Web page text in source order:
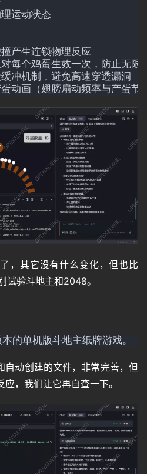
注册
运动状态
产生连锁物理反应
每个鸡蛋生效一次，防止无限
冲机制，避免高速穿透漏洞
动画（翅膀扇动频率与产蛋节
，其它没有什么变化，但也比
试验斗地主和2048。
的单机版斗地主纸牌游戏。
自动创建的文件，非常完善，但
，我们让它再自查一下。